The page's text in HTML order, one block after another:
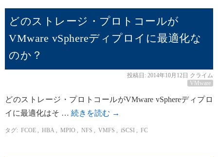
どのストレージ・プロトコールが
VMware vSphereディプロイに最適化な
のか？
投稿日: 2014年10月12日 クライム
VMware
どのストレージ・プロトコールがVMware vSphereディプロ
イに最適化はそ … 続きを読む →
タグ: FCOE HBA MPIO NFS VMFS iSCSI FC